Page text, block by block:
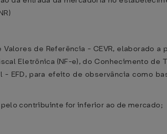
de Referência - CEVR, elaborado
Eletrônica (NF-e), do Conhecimento
EFD, para efeito de observância como
contribuinte for inferior ao de mercado;